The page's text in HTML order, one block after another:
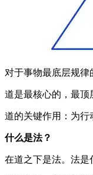
对于事物最底层规律
道是最核心的，最顶
道的关键作用：为行
什么是法？
在道之下是法。法是